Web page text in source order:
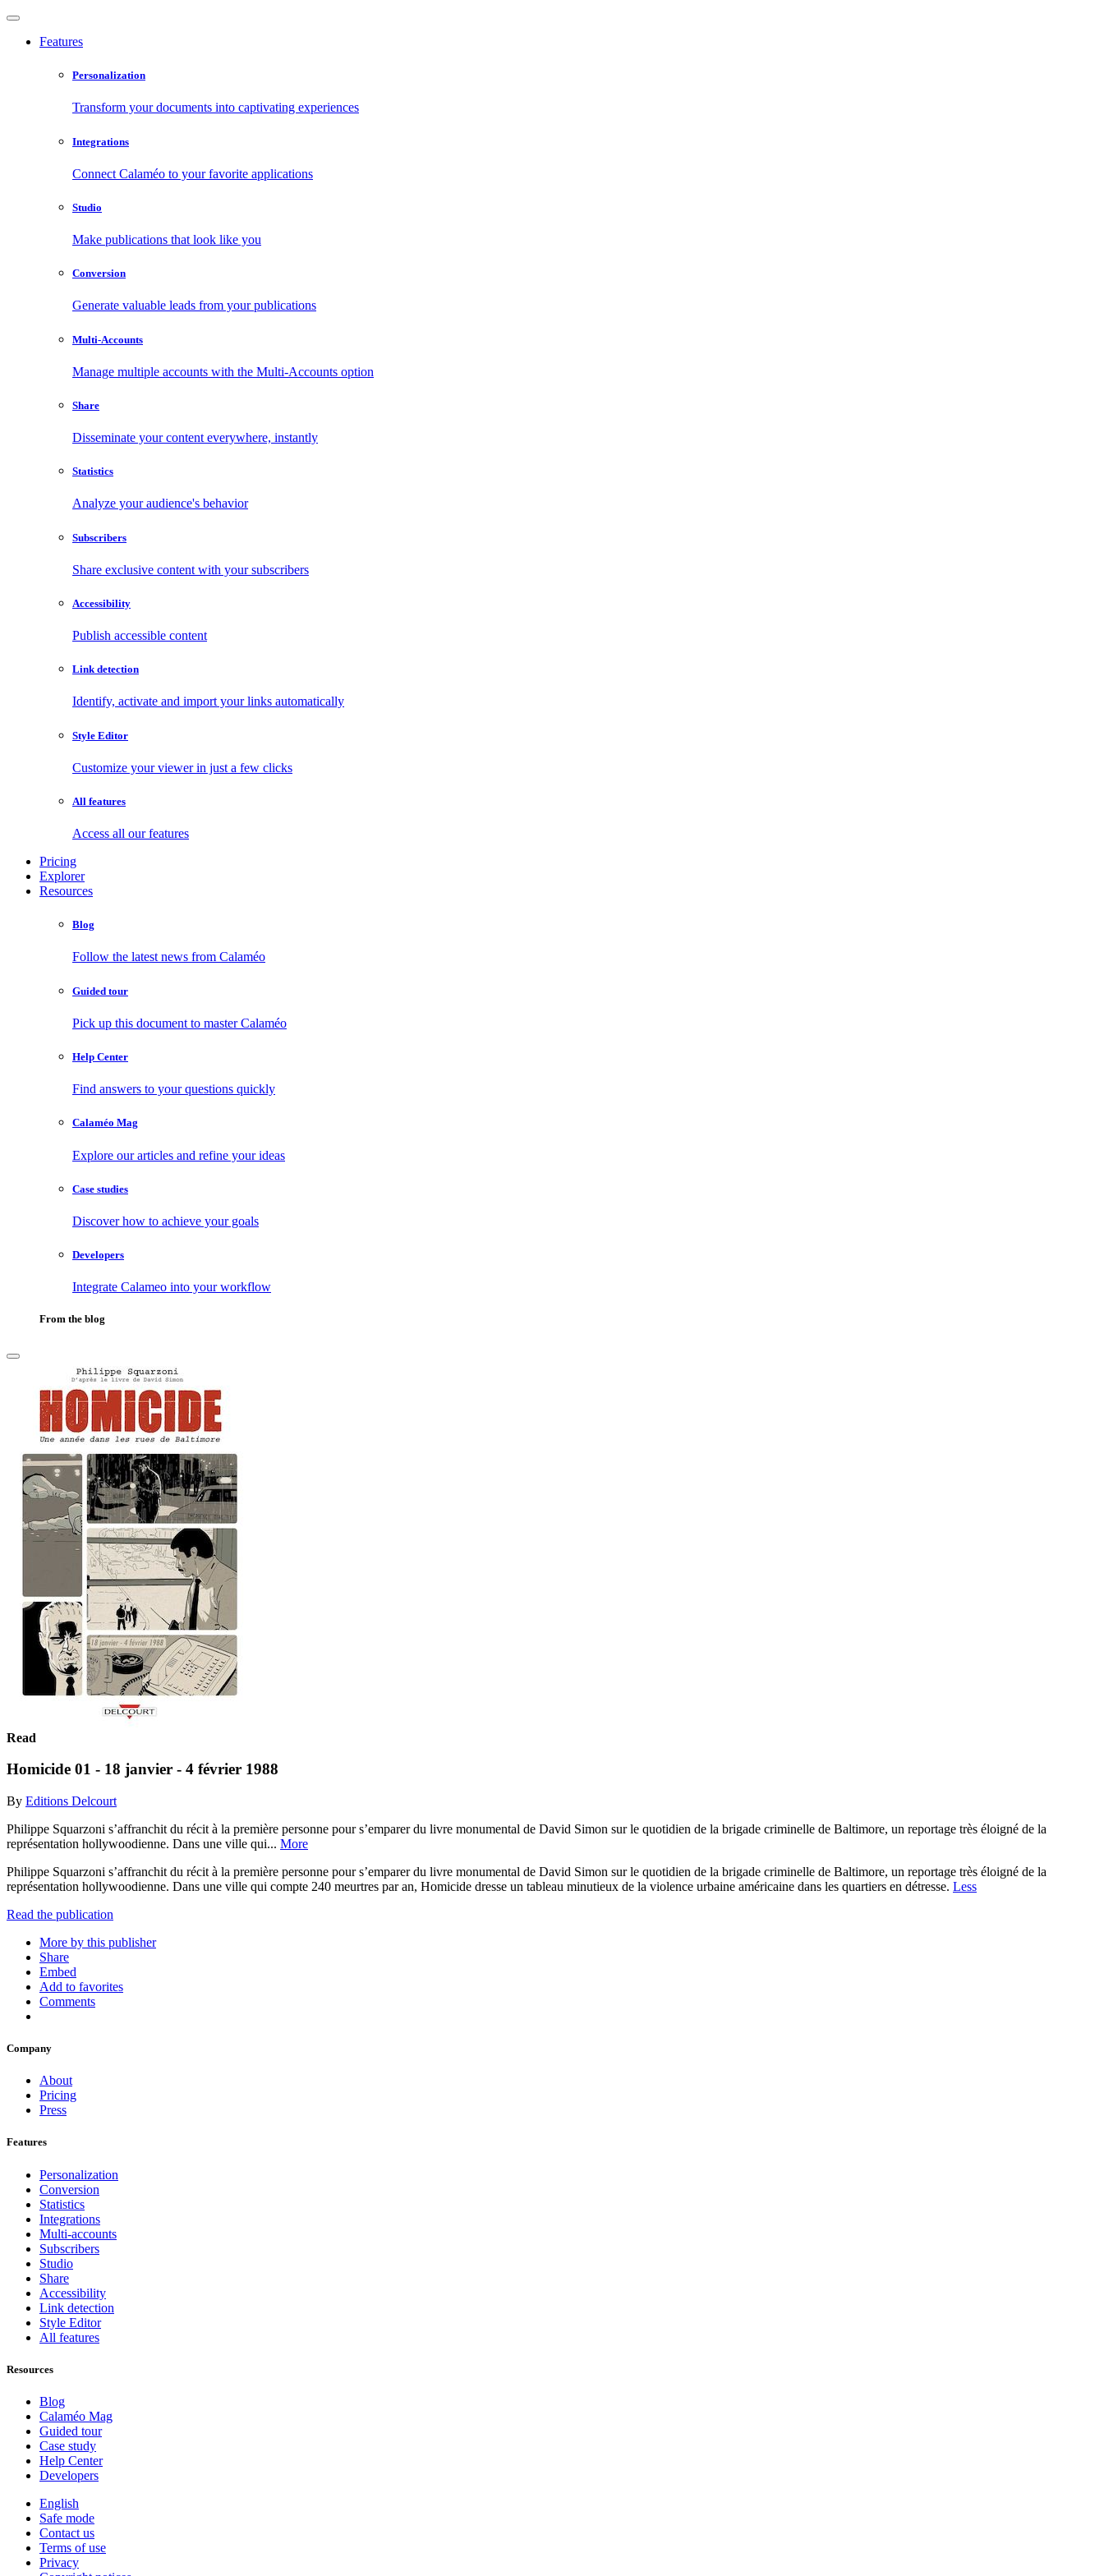
Features
Personalization
Transform your documents into captivating experiences
Integrations
Connect Calaméo to your favorite applications
Studio
Make publications that look like you
Conversion
Generate valuable leads from your publications
Multi-Accounts
Manage multiple accounts with the Multi-Accounts option
Share
Disseminate your content everywhere, instantly
Statistics
Analyze your audience's behavior
Subscribers
Share exclusive content with your subscribers
Accessibility
Publish accessible content
Link detection
Identify, activate and import your links automatically
Style Editor
Customize your viewer in just a few clicks
All features
Access all our features
Pricing
Explorer
Resources
Blog
Follow the latest news from Calaméo
Guided tour
Pick up this document to master Calaméo
Help Center
Find answers to your questions quickly
Calaméo Mag
Explore our articles and refine your ideas
Case studies
Discover how to achieve your goals
Developers
Integrate Calameo into your workflow
From the blog
Read
Homicide 01 - 18 janvier - 4 février 1988
By Editions Delcourt
Philippe Squarzoni s’affranchit du récit à la première personne pour s’emparer du livre monumental de David Simon sur le quotidien de la brigade criminelle de Baltimore, un reportage très éloigné de la
représentation hollywoodienne. Dans une ville qui... More
Philippe Squarzoni s’affranchit du récit à la première personne pour s’emparer du livre monumental de David Simon sur le quotidien de la brigade criminelle de Baltimore, un reportage très éloigné de la
représentation hollywoodienne. Dans une ville qui compte 240 meurtres par an, Homicide dresse un tableau minutieux de la violence urbaine américaine dans les quartiers en détresse. Less
Read the publication
More by this publisher
Share
Embed
Add to favorites
Comments
Company
About
Pricing
Press
Features
Personalization
Conversion
Statistics
Integrations
Multi-accounts
Subscribers
Studio
Share
Accessibility
Link detection
Style Editor
All features
Resources
Blog
Calaméo Mag
Guided tour
Case study
Help Center
Developers
English
Safe mode
Contact us
Terms of use
Privacy